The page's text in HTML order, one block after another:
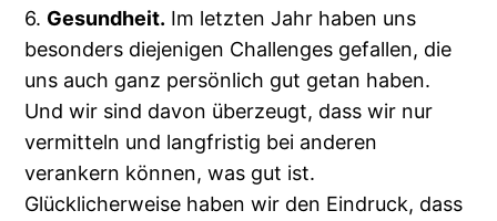
6. Gesundheit. Im letzten Jahr haben uns
besonders diejenigen Challenges gefallen, die
uns auch ganz persönlich gut getan haben.
Und wir sind davon überzeugt, dass wir nur
vermitteln und langfristig bei anderen
verankern können, was gut ist.
Glücklicherweise haben wir den Eindruck, dass